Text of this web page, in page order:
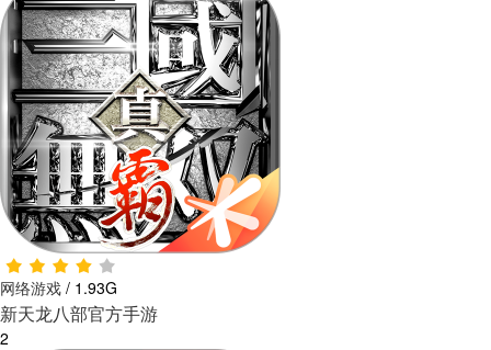
网络游戏 / 1.93G
新天龙八部官方手游
2